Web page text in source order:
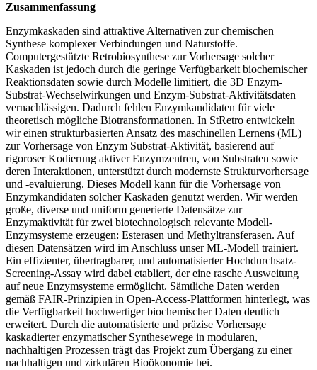
Zusammenfassung
Enzymkaskaden sind attraktive Alternativen zur chemischen
Synthese komplexer Verbindungen und Naturstoffe.
Computergestützte Retrobiosynthese zur Vorhersage solcher
Kaskaden ist jedoch durch die geringe Verfügbarkeit biochemischer
Reaktionsdaten sowie durch Modelle limitiert, die 3D Enzym-
Substrat-Wechselwirkungen und Enzym-Substrat-Aktivitätsdaten
vernachlässigen. Dadurch fehlen Enzymkandidaten für viele
theoretisch mögliche Biotransformationen. In StRetro entwickeln
wir einen strukturbasierten Ansatz des maschinellen Lernens (ML)
zur Vorhersage von Enzym Substrat-Aktivität, basierend auf
rigoroser Kodierung aktiver Enzymzentren, von Substraten sowie
deren Interaktionen, unterstützt durch modernste Strukturvorhersage
und -evaluierung. Dieses Modell kann für die Vorhersage von
Enzymkandidaten solcher Kaskaden genutzt werden. Wir werden
große, diverse und uniform generierte Datensätze zur
Enzymaktivität für zwei biotechnologisch relevante Modell-
Enzymsysteme erzeugen: Esterasen und Methyltransferasen. Auf
diesen Datensätzen wird im Anschluss unser ML-Modell trainiert.
Ein effizienter, übertragbarer, und automatisierter Hochdurchsatz-
Screening-Assay wird dabei etabliert, der eine rasche Ausweitung
auf neue Enzymsysteme ermöglicht. Sämtliche Daten werden
gemäß FAIR-Prinzipien in Open-Access-Plattformen hinterlegt, was
die Verfügbarkeit hochwertiger biochemischer Daten deutlich
erweitert. Durch die automatisierte und präzise Vorhersage
kaskadierter enzymatischer Synthesewege in modularen,
nachhaltigen Prozessen trägt das Projekt zum Übergang zu einer
nachhaltigen und zirkulären Bioökonomie bei.